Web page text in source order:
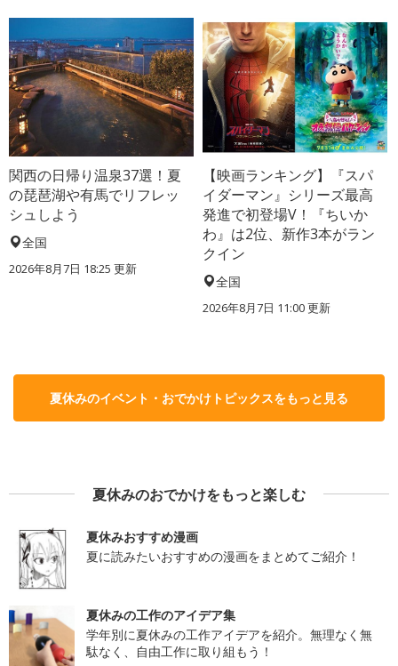
関西の日帰り温泉37選！夏
の琵琶湖や有馬でリフレッ
シュしよう
全国
2026年8月7日 18:25 更新
【映画ランキング】『スパ
イダーマン』シリーズ最高
発進で初登場V！『ちいか
わ』は2位、新作3本がラン
クイン
全国
2026年8月7日 11:00更新
夏休みのイベント・おでかけトピックスをもっと見る
夏休みのおでかけをもっと楽しむ
夏休みおすすめ漫画
夏に読みたいおすすめの漫画をまとめてご紹介！
夏休みの工作のアイデア集
学年別に夏休みの工作アイデアを紹介。無理なく無
駄なく、自由工作に取り組もう！